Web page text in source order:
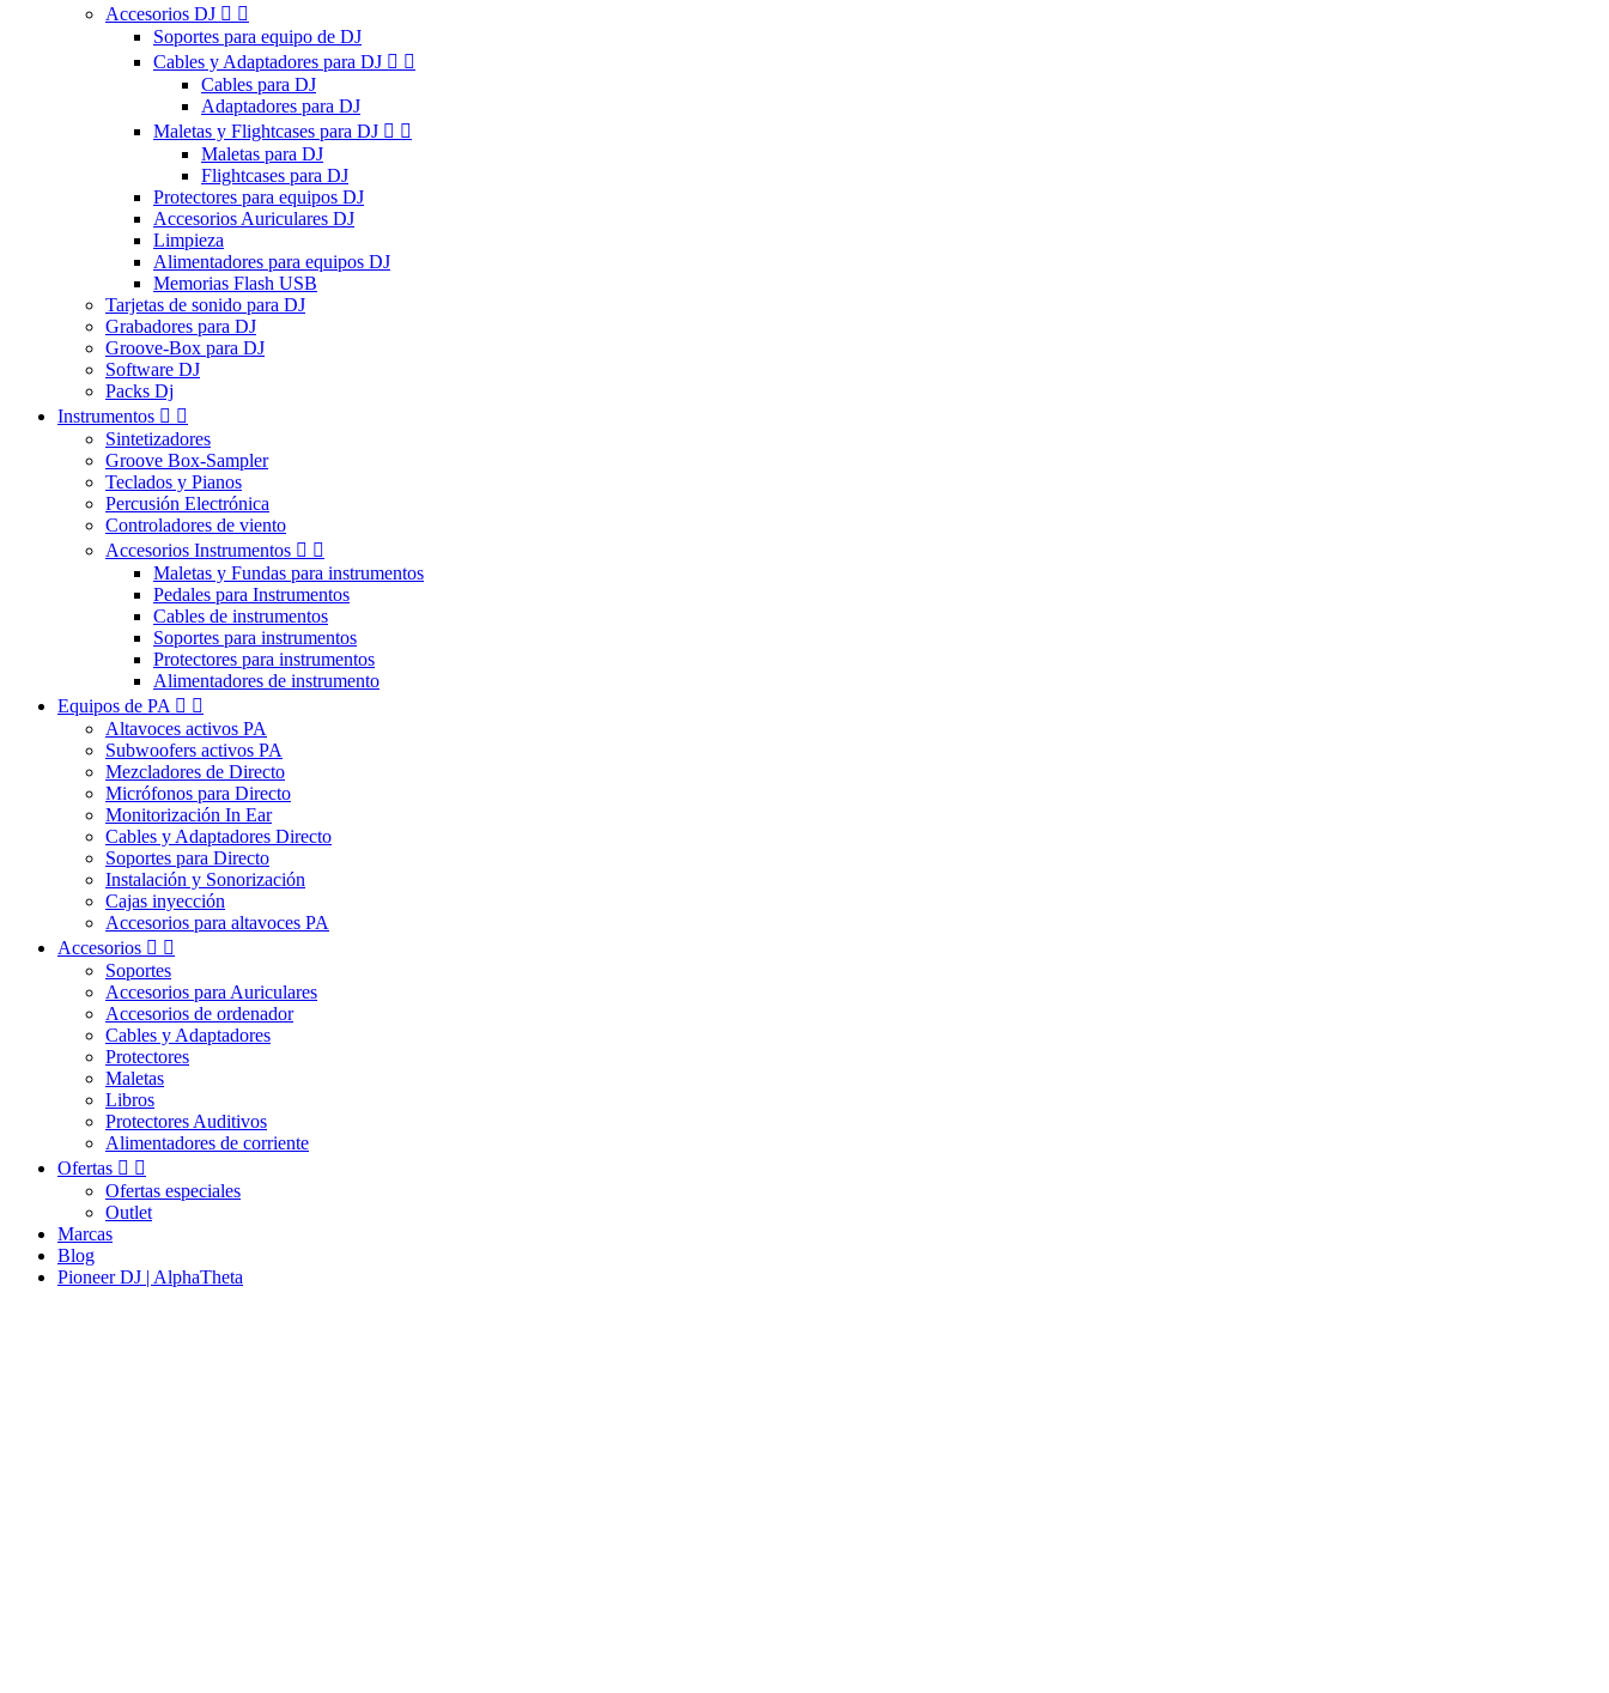
Accesorios DJ  
Soportes para equipo de DJ
Cables y Adaptadores para DJ  
Cables para DJ
Adaptadores para DJ
Maletas y Flightcases para DJ  
Maletas para DJ
Flightcases para DJ
Protectores para equipos DJ
Accesorios Auriculares DJ
Limpieza
Alimentadores para equipos DJ
Memorias Flash USB
Tarjetas de sonido para DJ
Grabadores para DJ
Groove-Box para DJ
Software DJ
Packs Dj
Instrumentos  
Sintetizadores
Groove Box-Sampler
Teclados y Pianos
Percusión Electrónica
Controladores de viento
Accesorios Instrumentos  
Maletas y Fundas para instrumentos
Pedales para Instrumentos
Cables de instrumentos
Soportes para instrumentos
Protectores para instrumentos
Alimentadores de instrumento
Equipos de PA  
Altavoces activos PA
Subwoofers activos PA
Mezcladores de Directo
Micrófonos para Directo
Monitorización In Ear
Cables y Adaptadores Directo
Soportes para Directo
Instalación y Sonorización
Cajas inyección
Accesorios para altavoces PA
Accesorios  
Soportes
Accesorios para Auriculares
Accesorios de ordenador
Cables y Adaptadores
Protectores
Maletas
Libros
Protectores Auditivos
Alimentadores de corriente
Ofertas  
Ofertas especiales
Outlet
Marcas
Blog
Pioneer DJ | AlphaTheta